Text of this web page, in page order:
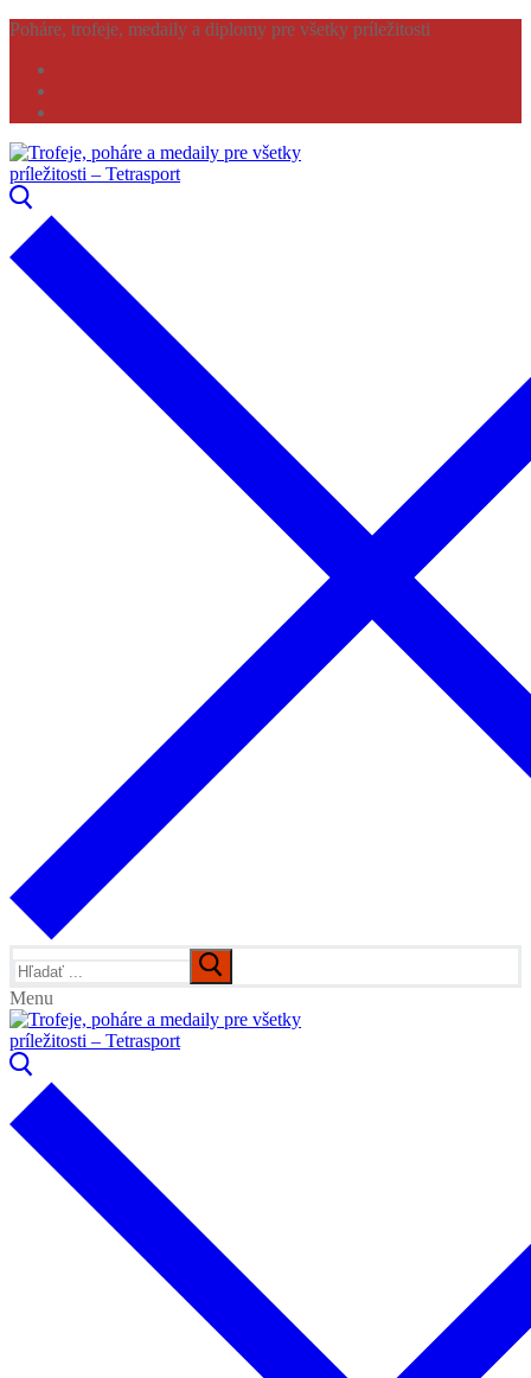
Preskočiť
obsah
Menu
Zavrieť
Poháre, trofeje, medaily a diplomy pre všetky príležitosti
Menu